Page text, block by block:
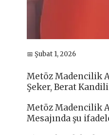
📅 Şubat 1, 2026
Metöz Madencilik
Şeker, Berat
Metöz Madencilik
Mesajında şu